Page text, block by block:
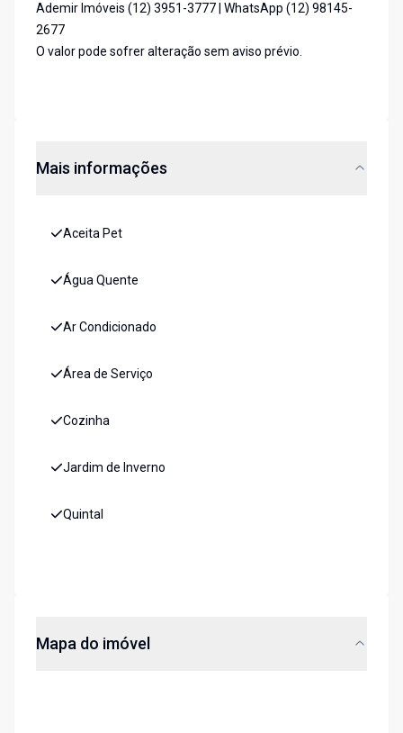
Ademir Imóveis (12) 3951-3777 | WhatsApp (12) 98145-
2677
O valor pode sofrer alteração sem aviso prévio.
Mais informações
Aceita Pet
Água Quente
Ar Condicionado
Área de Serviço
Cozinha
Jardim de Inverno
Quintal
Mapa do imóvel